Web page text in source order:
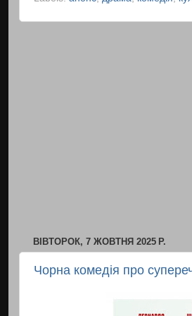
ВІВТОРОК, 7 ЖОВТНЯ 2025 Р.
Чорна комедія про